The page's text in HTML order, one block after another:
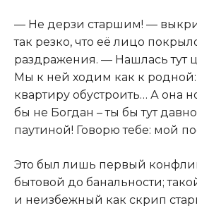
— Не дерзи старшим! —
так резко, что её лицо
раздражения. — Нашлась тут
Мы к ней ходим как к
квартиру обустроить… А она
бы не Богдан – ты бы тут
паутиной! Говорю тебе: мой
Это был лишь первый
бытовой до банальности;
и неизбежный как скрип